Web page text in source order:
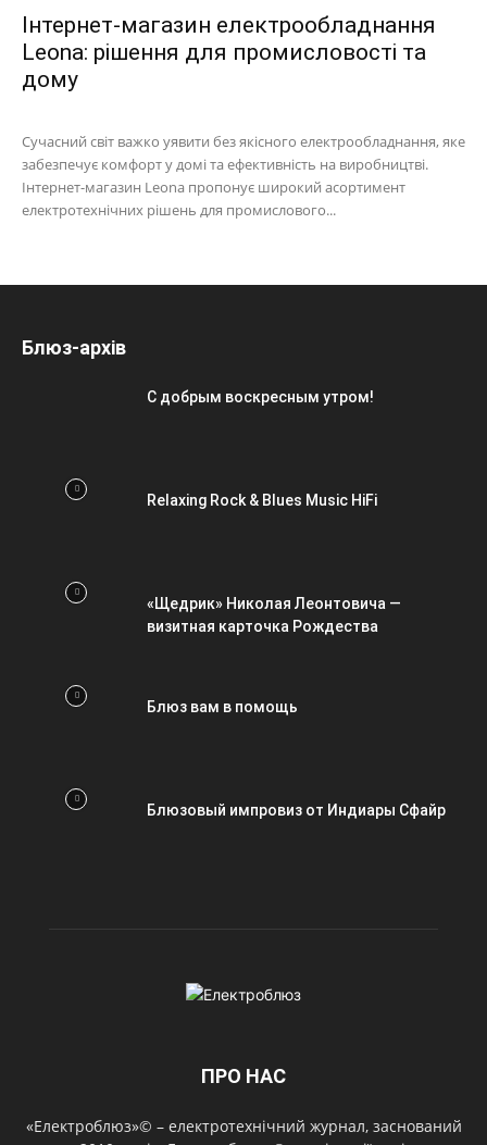
Інтернет-магазин електрообладнання
Leona: рішення для промисловості та
дому
Сучасний світ важко уявити без якісного електрообладнання, яке
забезпечує комфорт у домі та ефективність на виробництві.
Інтернет-магазин Leona пропонує широкий асортимент
електротехнічних рішень для промислового...
Блюз-архів
С добрым воскресным утром!
Relaxing Rock & Blues Music HiFi
«Щедрик» Николая Леонтовича —
визитная карточка Рождества
Блюз вам в помощь
Блюзовый импровиз от Индиары Сфайр
ПРО НАС
«Електроблюз»© – електротехнічний журнал, заснований